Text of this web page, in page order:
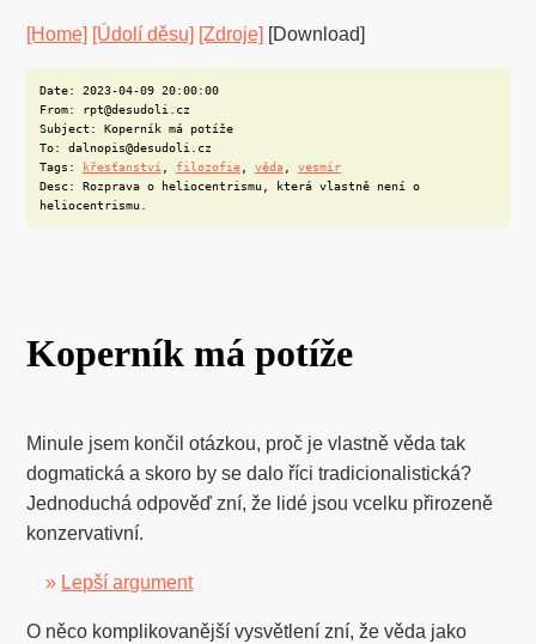
[Home] [Údolí děsu] [Zdroje] [Download]
Date: 2023-04-09 20:00:00
From: rpt@desudoli.cz
Subject: Koperník má potíže
To: dalnopis@desudoli.cz
Tags:
křesťanství filozofie, věda, vesmír
Desc: Rozprava o heliocentrismu, která vlastně není o
heliocentrismu.
Koperník má potíže
Minule jsem končil otázkou, proč je vlastně věda tak
dogmatická a skoro by se dalo říci tradicionalistická?
Jednoduchá odpověď zní, že lidé jsou vcelku přirozeně
konzervativní.
» Lepší argument
O něco komplikovanější vysvětlení zní, že věda jako